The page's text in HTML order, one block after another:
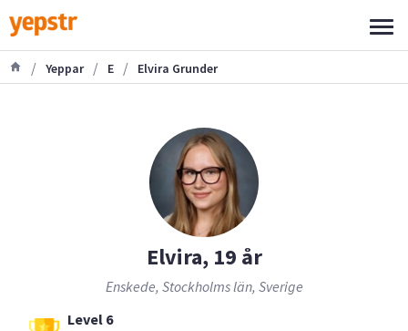
/ Yeppar / E / Elvira Grunder
Elvira, 19 år
Enskede, Stockholms län, Sverige
Level 6